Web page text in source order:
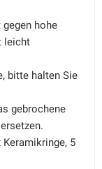
hohe
leicht
bitte halten Sie
gebrochene
Keramikringe, 5